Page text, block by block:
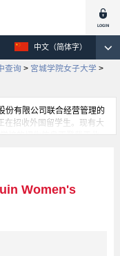
中文（简体字）
查询 > 宮城学院女子大学 >
份有限公司联合经营管理的
在招收外国留学生。现有大
校的招生信息正登载于此
数等考试信息，以及设施
，请务必查阅和利用此
Women's